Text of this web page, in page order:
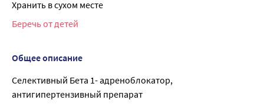
Хранить в сухом месте
Беречь от детей
Общее описание
Селективный Бета 1- адреноблокатор,
антигипертензивный препарат